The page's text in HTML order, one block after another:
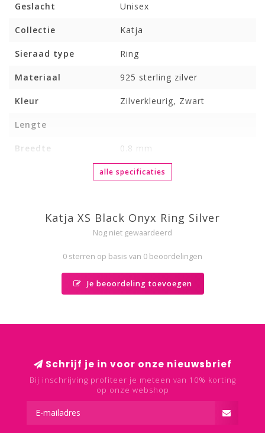
Geslacht Unisex
Collectie Katja
Sieraad type Ring
Materiaal 925 sterling zilver
Kleur Zilverkleurig, Zwart
Lengte
Breedte 0.8 mm
alle specificaties
Katja XS Black Onyx Ring Silver
Nog niet gewaardeerd
0 sterren op basis van 0 beoordelingen
Je beoordeling toevoegen
Schrijf je in voor onze nieuwsbrief
Bij inschrijving profiteer je meteen van 10% korting
op onze webshop